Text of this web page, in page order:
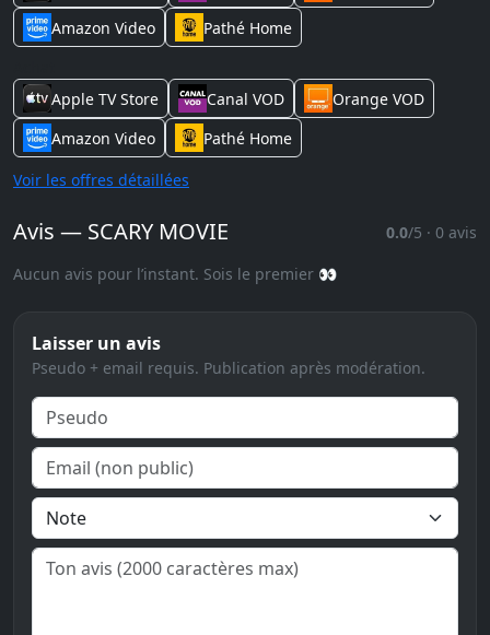
Amazon Video
Pathé Home
Apple TV Store
Canal VOD
Orange VOD
Amazon Video
Pathé Home
Voir les offres détaillées
Avis — SCARY MOVIE 0.0/5 · 0 avis
Aucun avis pour l’instant. Sois le premier 👀
Laisser un avis
Pseudo + email requis. Publication après modération.